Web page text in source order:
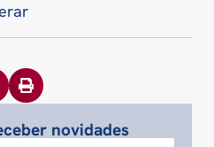
novidades